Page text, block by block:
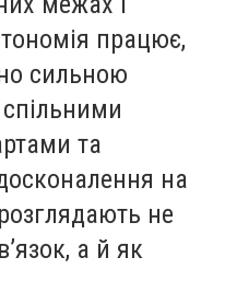
працює,
сильною
та
на
не
а й як